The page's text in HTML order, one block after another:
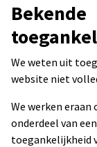
Bekende
We weten uit
website niet
We werken
onderdeel van
toegankelijkheid